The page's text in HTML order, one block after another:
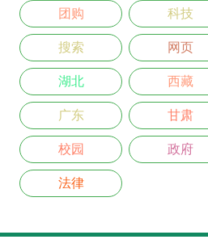
团购 科技
搜索 网页
湖北 西藏
广东 甘肃
校园 政府
法律